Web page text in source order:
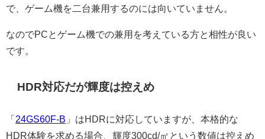
で、ゲーム機を二台兼用するのには向いていません。
なのでPCとゲーム機での兼用を考えている方と相性が良い
です。
HDR対応だが輝度は控えめ
「 24GS60F-B 」はHDRに対応していますが、本格的な
HDR体験を求める場合、輝度300cd/㎡という数値は控えめ